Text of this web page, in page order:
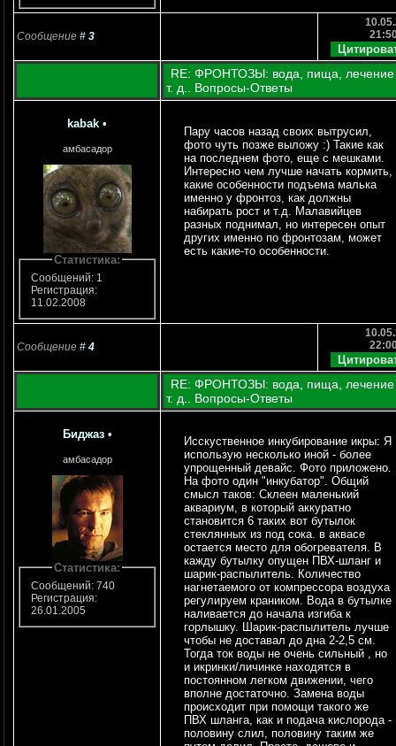
Сообщение#3
RE: ФРОНТОЗЫ: вода, пища,
т. д.. Вопросы-Ответы
kabak •
амбасадор
Статистика:
Сообщений: 1
Регистрация:
11.02.2008
Пару часов назад своих вытрусил,
фото чуть позже выложу :) Такие как
на последнем фото, еще с мешками.
Интересно чем лучше начать кормить,
какие особенности подъема малька
именно у фронтоз, как должны
набирать рост и т.д. Малавийцев
разных поднимал, но интересен опыт
других именно по фронтозам, может
есть какие-то особенности.
Сообщение#4
RE: ФРОНТОЗЫ: вода, пища,
т. д.. Вопросы-Ответы
Биджаз •
амбасадор
Статистика:
Сообщений: 740
Регистрация:
26.01.2005
Исскуственное инкубирование икры: Я
использую несколько иной - более
упрощенный девайс. Фото приложено.
На фото один "инкубатор". Общий
смысл таков: Склеен маленький
аквариум, в который аккуратно
становится 6 таких вот бутылок
стеклянных из под сока. в аквасе
остается место для обогревателя. В
кажду бутылку опущен ПВХ-шланг и
шарик-распылитель. Количество
нагнетаемого от компрессора воздуха
регулируем краником. Вода в бутылке
наливается до начала изгиба к
горлышку. Шарик-распылитель лучше
чтобы не доставал до дна 2-2,5 см.
Тогда ток воды не очень сильный , но
и икринки/личинке находятся в
постоянном легком движении, чего
вполне достаточно. Замена воды
происходит при помощи такого же
ПВХ шланга, как и подача кислорода -
половину слил, половину таким же